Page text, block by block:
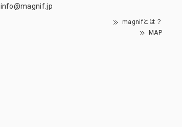
info@magnif.jp
magnifとは？
MAP